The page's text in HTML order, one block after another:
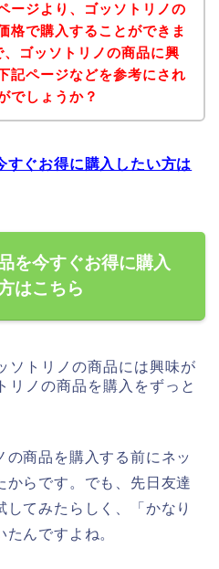
ージより、ゴッソトリノの
格で購入することができま
、ゴッソトリノの商品に興
記ページなどを参考にされ
でしょうか？
すぐお得に購入したい方は
を今すぐお得に購入
はこちら
ソトリノの商品には興味が
リノの商品を購入をずっと
の商品を購入する前にネッ
からです。でも、先日友達
てみたらしく、「かなり
んですよね。